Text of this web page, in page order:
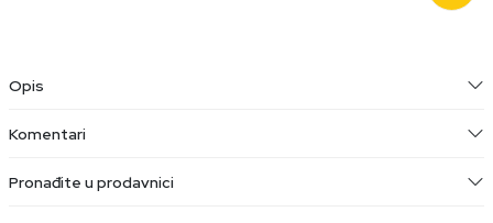
Opis
Komentari
Pronađite u prodavnici